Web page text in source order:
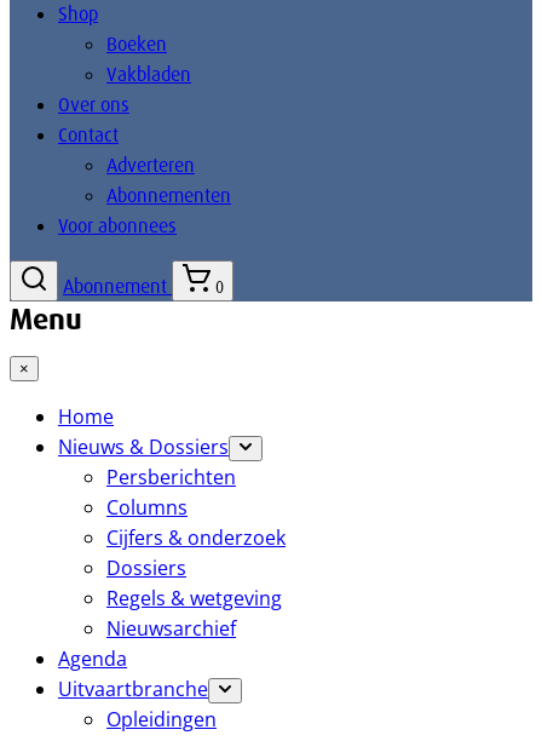
Shop
Boeken
Vakbladen
Over ons
Contact
Adverteren
Abonnementen
Voor abonnees
Abonnement 0
Menu
×
Home
Nieuws & Dossiers
Persberichten
Columns
Cijfers & onderzoek
Dossiers
Regels & wetgeving
Nieuwsarchief
Agenda
Uitvaartbranche
Opleidingen